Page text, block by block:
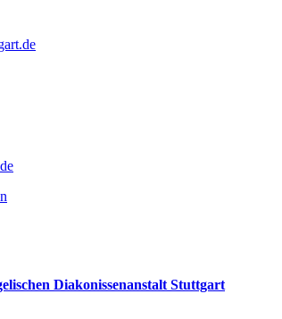
Diakonissenanstalt Stuttgart